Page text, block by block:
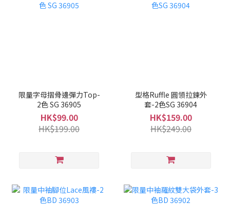
限量字母摺骨邊彈力Top-
2色 SG 36905
HK$99.00
HK$199.00
型格Ruffle 圓領拉鍊外
套-2色SG 36904
HK$159.00
HK$249.00